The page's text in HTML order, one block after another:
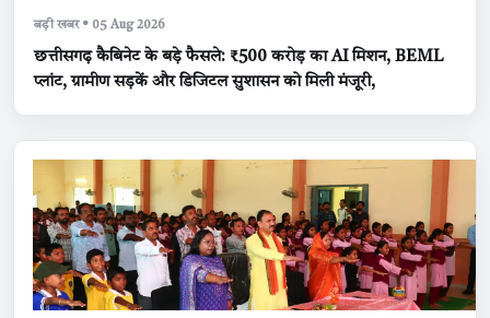
बड़ी खबर • 05 Aug 2026
छत्तीसगढ़ कैबिनेट के बड़े फैसले: ₹500 करोड़ का AI मिशन, BEML
प्लांट, ग्रामीण सड़कें और डिजिटल सुशासन को मिली मंजूरी,